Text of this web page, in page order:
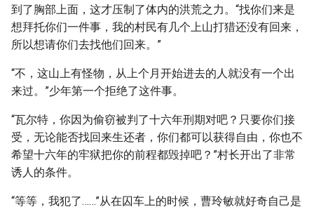
到了胸部上面，这才压制了体内的洪荒之力。“找你们来是
想拜托你们一件事，我的村民有几个上山打猎还没有回来，
所以想请你们去找他们回来。”
“不，这山上有怪物，从上个月开始进去的人就没有一个出
来过。”少年第一个拒绝了这件事。
“瓦尔特，你因为偷窃被判了十六年刑期对吧？只要你们接
受，无论能否找回来生还者，你们都可以获得自由，你也不
希望十六年的牢狱把你的前程都毁掉吧？”村长开出了非常
诱人的条件。
“等等，我犯了……”从在囚车上的时候，曹玲敏就好奇自己是